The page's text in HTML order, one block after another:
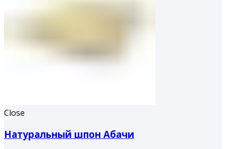
Close
Натуральный шпон Абачи